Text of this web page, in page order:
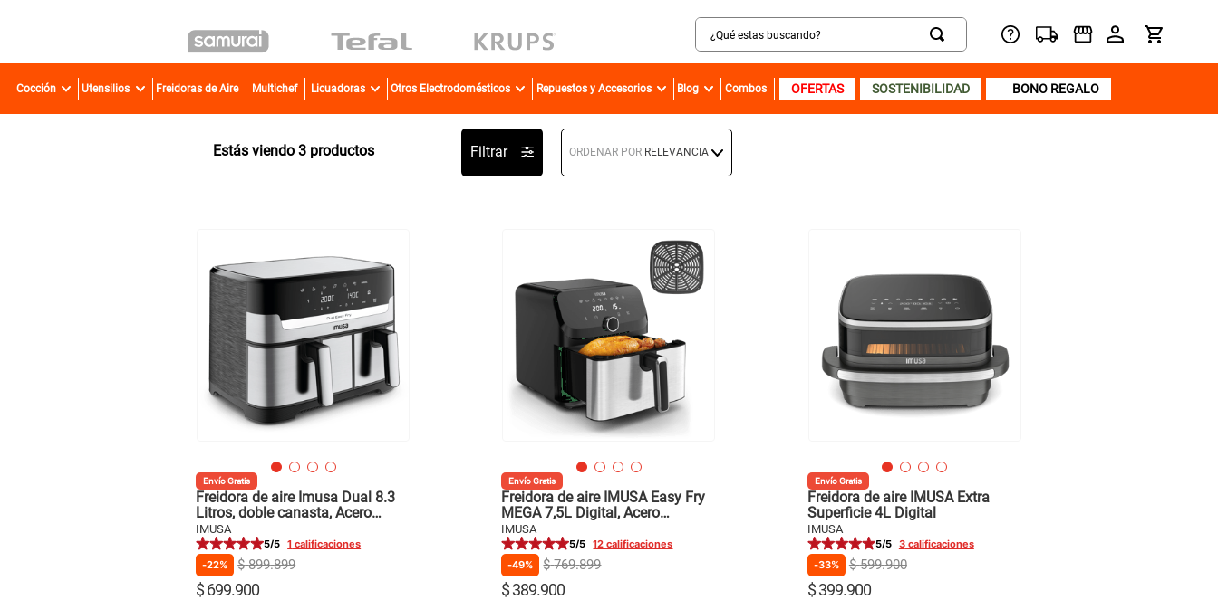
¿Qué estas buscando?
Cocción Utensilios Freidoras de Aire Multichef Licuadoras Otros Electrodomésticos Repuestos y Accesorios Blog Combos OFERTAS SOSTENIBILIDAD BONO REGALO
3 productos Filtrar ORDENAR POR RELEVANCIA
Envío Gratis
Freidora de aire Imusa Dual 8.3
Litros, doble canasta, Acero
inoxidable
IMUSA
5/5 1 calificaciones
22%
$ 899.899
$699.900
Envío Gratis
Freidora de aire IMUSA Easy Fry
MEGA 7,5L Digital, Acero
Inoxidable
IMUSA
5/5 12 calificaciones
49%
$ 769.899
$389.900
Envío Gratis
Freidora de aire IMUSA Extra
Superficie 4L Digital
IMUSA
5/5 3calificaciones
33%
$ 599.900
$399.900
1
sartenes
8.
9.
10.